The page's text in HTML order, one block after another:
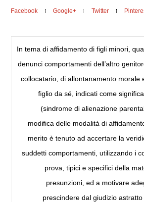
Facebook Google+ Twitter
In tema di affidamento di figli minori,
denunci comportamenti dell’altro
collocatario, di allontanamento morale
figlio da sé, indicati come
(sindrome di alienazione
modifica delle modalità di
merito è tenuto ad accertare la
suddetti comportamenti, utilizzando i
prova, tipici e specifici della
presunzioni, ed a motivare
prescindere dal giudizio